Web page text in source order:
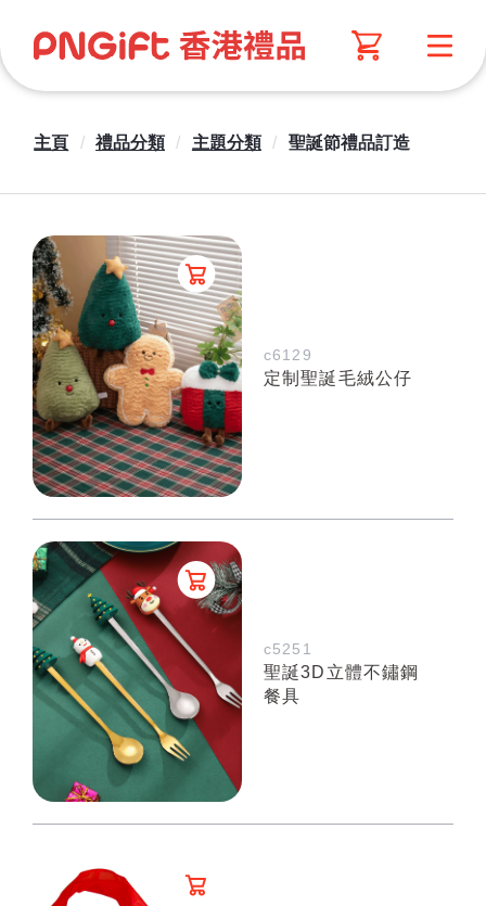
主頁 / 禮品分類 / 主題分類 / 聖誕節禮品訂造
c6129
定制聖誕毛絨公仔
c5251
聖誕3D立體不鏽鋼
餐具